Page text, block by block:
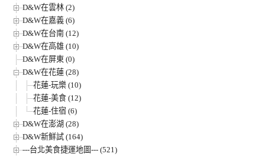
D&W在雲林 (2)
D&W在嘉義 (6)
D&W在台南 (12)
D&W在高雄 (10)
D&W在屏東 (0)
D&W在花蓮 (28)
花蓮-玩樂 (10)
花蓮-美食 (12)
花蓮-住宿 (6)
D&W在澎湖 (28)
D&W新鮮試 (164)
---台北美食捷運地圖--- (521)